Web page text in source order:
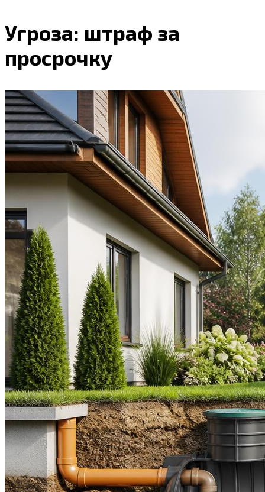
Угроза: штраф за
просрочку